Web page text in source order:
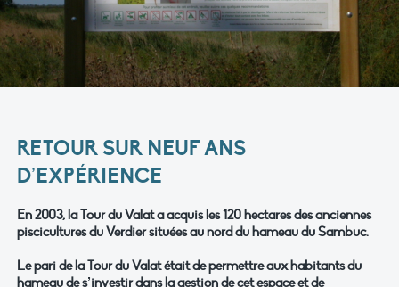
RETOUR SUR NEUF ANS
D’EXPÉRIENCE
En 2003, la Tour du Valat a acquis les 120 hectares des anciennes
piscicultures du Verdier situées au nord du hameau du Sambuc.
Le pari de la Tour du Valat était de permettre aux habitants du
hameau de s’investir dans la gestion de cet espace et de